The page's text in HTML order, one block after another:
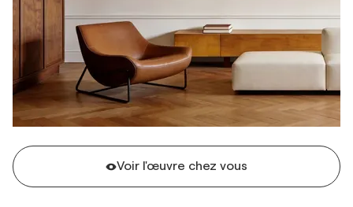
Voir l'œuvre chez vous